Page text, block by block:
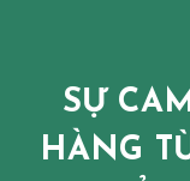
SỰ
HÀNG